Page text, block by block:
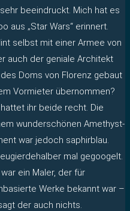
beeindruckt. Mich hat es
aus „Star Wars“ erinnert.
selbst mit einer Armee von
auch der geniale Architekt
Doms von Florenz gebaut
Vormieter übernommen?
ihr beide recht. Die
wunderschönen Amethyst-
war jedoch saphirblau.
mal gegoogelt.
ein Maler, der für
Werke bekannt war –
der auch nichts.